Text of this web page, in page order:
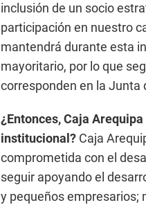
inclusión de un socio
participación en nuestro
mantendrá durante esta
mayoritario, por lo que
corresponden en la Junta
¿Entonces, Caja
institucional? Caja
comprometida con el
seguir apoyando el
y pequeños empresarios;